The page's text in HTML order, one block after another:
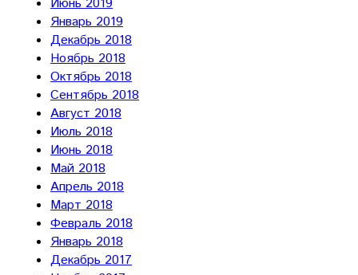
Июнь 2019
Январь 2019
Декабрь 2018
Ноябрь 2018
Октябрь 2018
Сентябрь 2018
Август 2018
Июль 2018
Июнь 2018
Май 2018
Апрель 2018
Март 2018
Февраль 2018
Январь 2018
Декабрь 2017